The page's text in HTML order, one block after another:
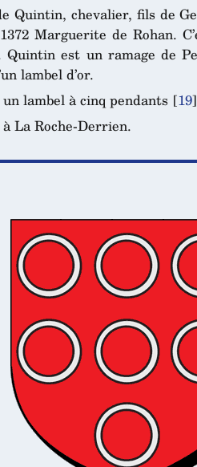
Quintin, chevalier, fils de
Marguerite de Rohan.
est un ramage de
lambel d’or.
lambel à cinq pendants [19]
La Roche-Derrien.